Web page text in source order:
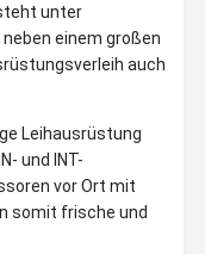
unter
einem großen
auch
Leihausrüstung
und INT-
vor Ort mit
somit frische und